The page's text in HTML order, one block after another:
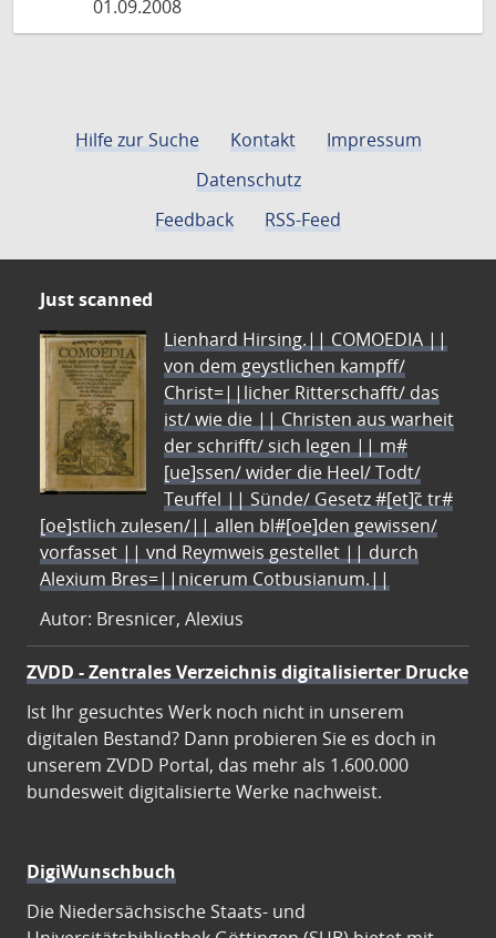
01.09.2008
Hilfe zur Suche Kontakt
Impressum
Datenschutz
Feedback
RSS-Feed
Just scanned
Lienhard Hirsing.|| COMOEDIA ||
von dem geystlichen kampff/
Christ=||licher Ritterschafft/ das
ist/ wie die || Christen aus warheit
der schrifft/ sich legen || m#
[ue]ssen/ wider die Heel/ Todt/
Teuffel || Sünde/ Gesetz #[et]c̃ tr#
[oe]stlich zulesen/|| allen bl#[oe]den gewissen/
vorfasset || vnd Reymweis gestellet || durch
Alexium Bres=||nicerum Cotbusianum.||
Autor: Bresnicer, Alexius
ZVDD - Zentrales Verzeichnis digitalisierter Drucke
Ist Ihr gesuchtes Werk noch nicht in unserem
digitalen Bestand? Dann probieren Sie es doch in
unserem ZVDD Portal, das mehr als 1.600.000
bundesweit digitalisierte Werke nachweist.
DigiWunschbuch
Die Niedersächsische Staats- und